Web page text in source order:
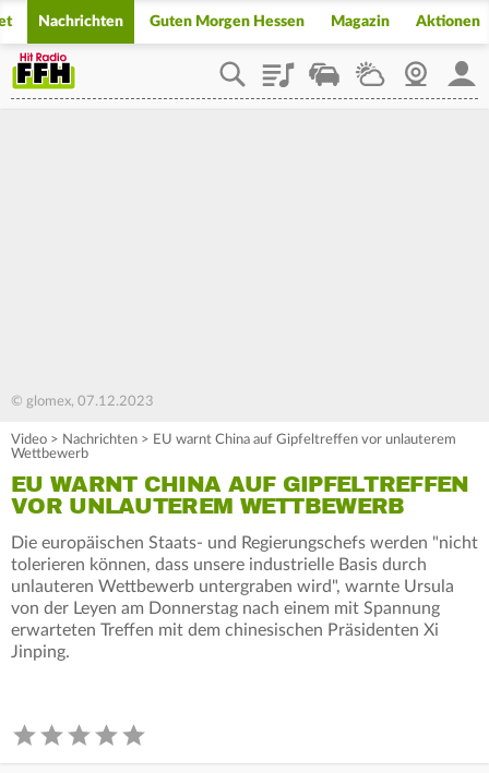
Nachrichten Guten Morgen Hessen Magazin Aktionen
PlaylistStaupilotWetterWebcam
© glomex, 07.12.2023
Video > Nachrichten > EU warnt China auf Gipfeltreffen vor unlauterem
Wettbewerb
EU WARNT CHINA AUF GIPFELTREFFEN
VOR UNLAUTEREM WETTBEWERB
Die europäischen Staats- und Regierungschefs werden "nicht
tolerieren können, dass unsere industrielle Basis durch
unlauteren Wettbewerb untergraben wird", warnte Ursula
von der Leyen am Donnerstag nach einem mit Spannung
erwarteten Treffen mit dem chinesischen Präsidenten Xi
Jinping.